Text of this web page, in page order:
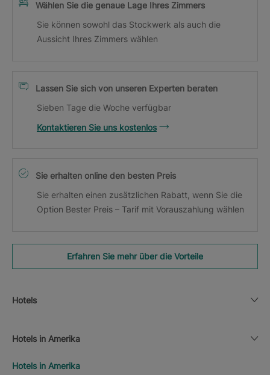
Wählen Sie die genaue Lage Ihres Zimmers
Sie können sowohl das Stockwerk als auch die
Aussicht Ihres Zimmers wählen
Lassen Sie sich von unseren Experten beraten
Sieben Tage die Woche verfügbar
Kontaktieren Sie uns kostenlos
Sie erhalten online den besten Preis
Sie erhalten einen zusätzlichen Rabatt, wenn Sie die
Option Bester Preis – Tarif mit Vorauszahlung wählen
Erfahren Sie mehr über die Vorteile
Hotels
Hotels in Amerika
Hotels in Amerika